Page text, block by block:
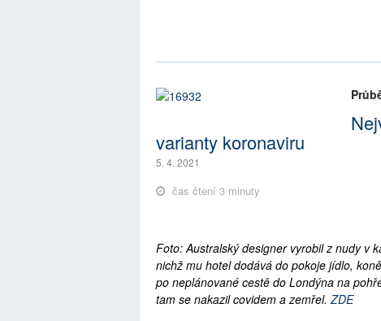
varianty koronaviru
5. 4. 2021
čas čtení 3 minuty
Foto: Australský designer vyrobil z nudy v
nichž mu hotel dodává do pokoje jídlo,
po neplánované cestě do Londýna na
tam se nakazil covidem a zemřel.ZDE